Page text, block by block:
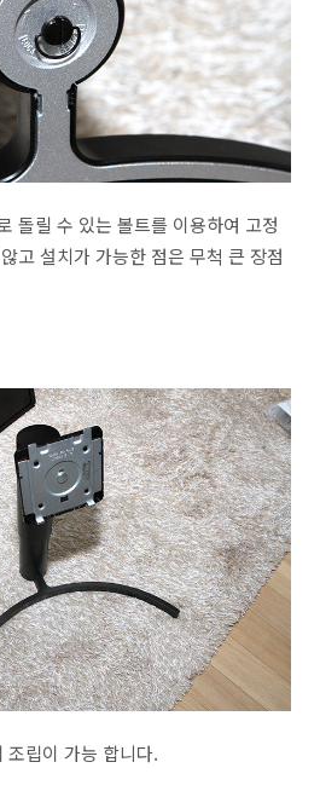
돌릴 수 있는 볼트를 이용하여 고정
고 설치가 가능한 점은 무척 큰 장점
조립이 가능 합니다.